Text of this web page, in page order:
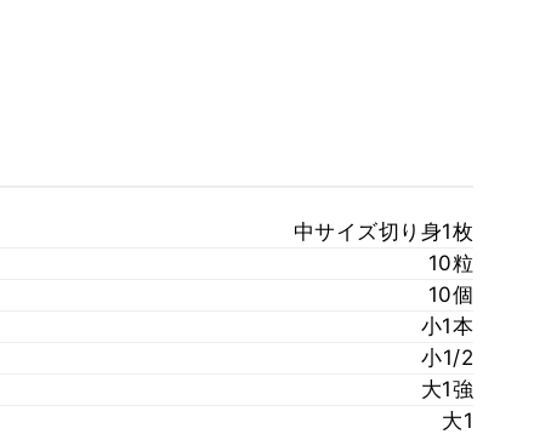
中サイズ切り身1枚
10粒
10個
小1本
小1/2
大1強
大1